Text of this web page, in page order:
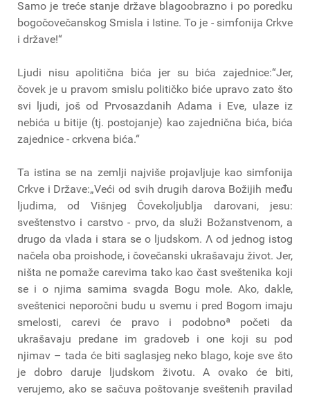
Samo je treće stanje države blagoobrazno i po poredku
bogočovečanskog Smisla i Istine. To je - simfonija Crkve
i države!“
Ljudi nisu apolitična bića jer su bića zajednice:“Jer,
čovek je u pravom smislu političko biće upravo zato što
svi ljudi, još od Prvosazdanih Adama i Eve, ulaze iz
nebića u bitije (tj. postojanje) kao zajednična bića, bića
zajednice - crkvena bića.“
Ta istina se na zemlji najviše projavljuje kao simfonija
Crkve i Države:„Veći od svih drugih darova Božijih među
ljudima, od Višnjeg Čovekoljublja darovani, jesu:
sveštenstvo i carstvo - prvo, da služi Božanstvenom, a
drugo da vlada i stara se ο ljudskom. Λ od jednog istog
načela oba proishode, i čovečanski ukrašavaju život. Jer,
ništa ne pomaže carevima tako kao čast sveštenika koji
se i o njima samima svagda Bogu mole. Ako, dakle,
sveštenici neporočni budu u svemu i pred Bogom imaju
smelosti, carevi će pravo i podobnoª početi da
ukrašavaju predane im gradoveb i one koji su pod
njimav – tada će biti saglasjeg neko blago, koje sve što
je dobro daruje ljudskom životu. A ovako će biti,
verujemo, ako se sačuva poštovanje sveštenih pravilad